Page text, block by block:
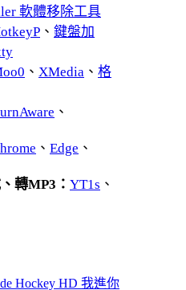
軟體移除工具
、 鍵盤加
、 XMedia 、 格
、
、 Edge 、
轉MP3： YT1s 、
Hockey HD 我進你